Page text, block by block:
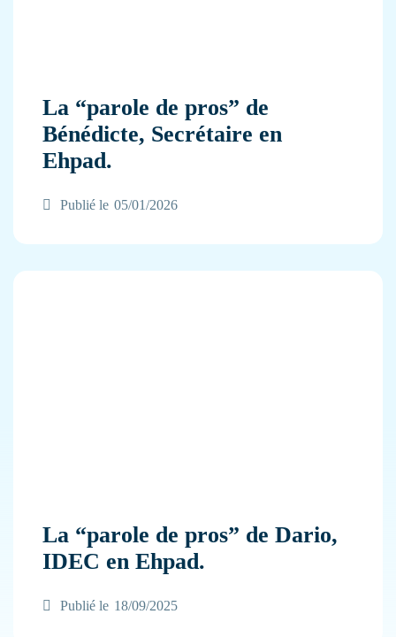
La “parole de pros” de
Bénédicte, Secrétaire en
Ehpad.
Publié le 05/01/2026
La “parole de pros” de Dario,
IDEC en Ehpad.
Publié le 18/09/2025